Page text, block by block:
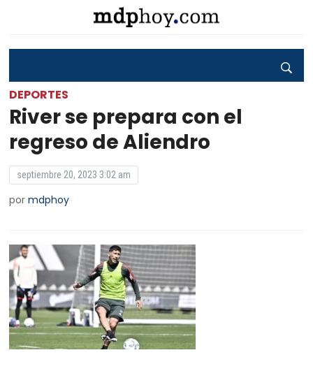
DEPORTES
River se prepara con el
regreso de Aliendro
septiembre 20, 2023 3:02 am
pormdphoy